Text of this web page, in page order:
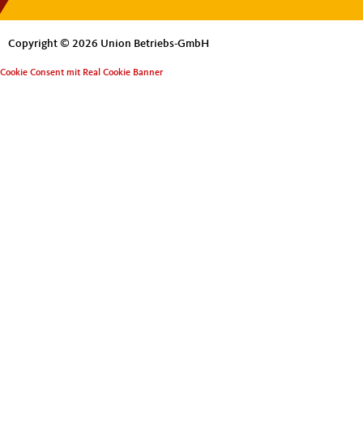
Copyright © 2026 Union Betriebs-GmbH
Cookie Consent mit Real Cookie Banner